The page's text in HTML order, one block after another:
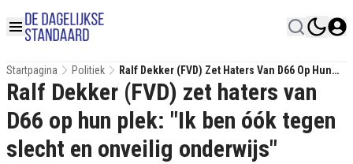
Startpagina Politiek
Ralf Dekker (FVD) Zet Haters Van D66 Op Hun
Plek: "Ik Ben Óók Tegen Slecht En Onveilig
Onderwijs"
Ralf Dekker (FVD) zet haters van
D66 op hun plek: "Ik ben óók tegen
slecht en onveilig onderwijs"